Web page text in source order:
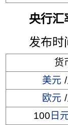
央行汇
发布时间
货
美元
欧元
100 日